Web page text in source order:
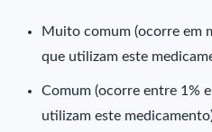
Muito comum (ocorre em
que utilizam este
Comum (ocorre entre 1%
utilizam este